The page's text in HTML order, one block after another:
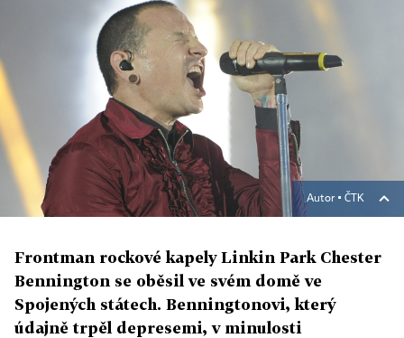
Autor ▪ ČTK
Frontman rockové kapely Linkin Park Chester
Bennington se oběsil ve svém domě ve
Spojených státech. Benningtonovi, který
údajně trpěl depresemi, v minulosti